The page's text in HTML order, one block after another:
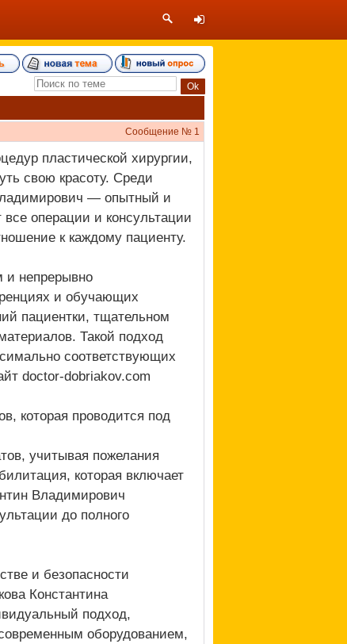
Сообщение № 1
пластической хирургии,
свою красоту. Среди
— опытный и
операции и консультации
к каждому пациенту.
и непрерывно
и обучающих
пациентки, тщательном
Такой подход
соответствующих
doctor-dobriakov.com
которая проводится под
учитывая пожелания
которая включает
Владимирович
до полного
и безопасности
Константина
подход,
оборудованием,